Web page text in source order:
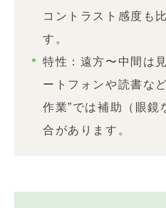
コントラスト感度も
す。
特性：遠方〜中間は
ートフォンや読書な
作業”では補助（眼鏡
合があります。